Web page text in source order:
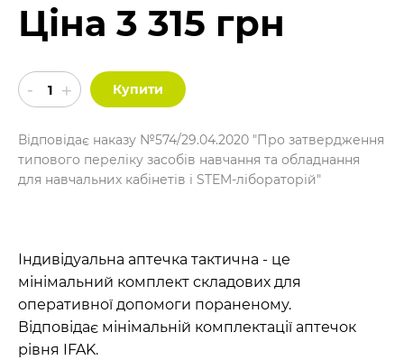
Ціна 3 315 грн
Купити
Відповідає наказу №574/29.04.2020 "Про затвердження
типового переліку засобів навчання та обладнання
для навчальних кабінетів і STEM-лібораторій"
Індивідуальна аптечка тактична - це
мінімальний комплект складових для
оперативної допомоги пораненому.
Відповідає мінімальній комплектації аптечок
рівня IFAK.